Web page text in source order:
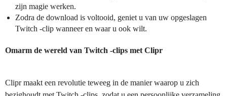
zijn magie werken.
Zodra de download is voltooid, geniet u van uw opgeslagen
Twitch -clip wanneer en waar u ook wilt.
Omarm de wereld van Twitch -clips met Clipr
Clipr maakt een revolutie teweeg in de manier waarop u zich